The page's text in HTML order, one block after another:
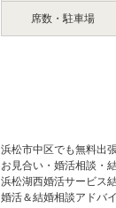
席数・駐車場
浜松市中区でも無料出
お見合い・婚活相談・
浜松湖西婚活サービス
婚活＆結婚相談アドバ